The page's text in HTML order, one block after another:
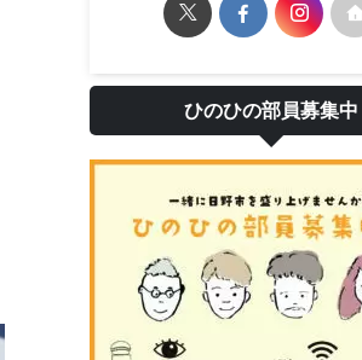
ひのひの部員募集中